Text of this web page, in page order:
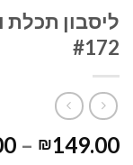
ליסבון תכלת
#172
₪149.00
–